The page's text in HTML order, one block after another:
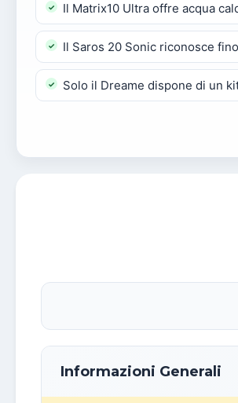
Il Matrix10 Ultra offre acqua
Il Saros 20 Sonic riconosce
Solo il Dreame dispone di un
Informazioni Generali